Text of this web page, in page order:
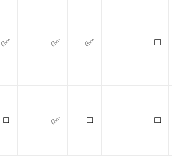
✅ ✅ ✅ ◻️
◻️ ✅ ◻️ ◻️